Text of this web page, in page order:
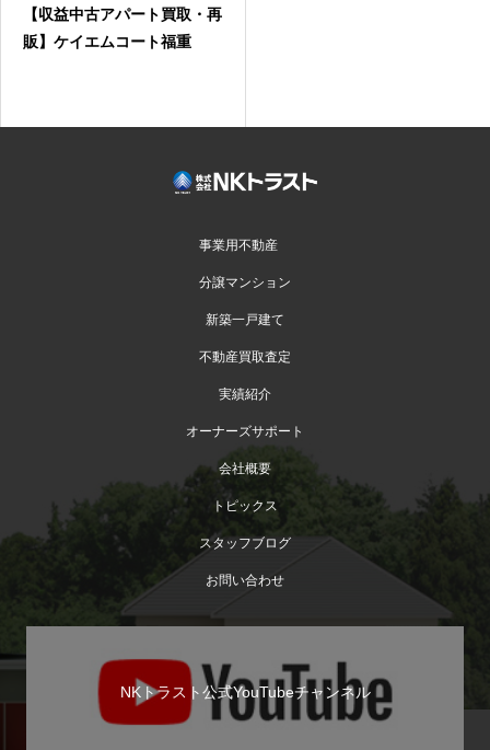
【収益中古アパート買取・再
販】ケイエムコート福重
事業用不動産
分譲マンション
新築一戸建て
不動産買取査定
実績紹介
オーナーズサポート
会社概要
トピックス
スタッフブログ
お問い合わせ
NKトラスト公式YouTubeチャンネル